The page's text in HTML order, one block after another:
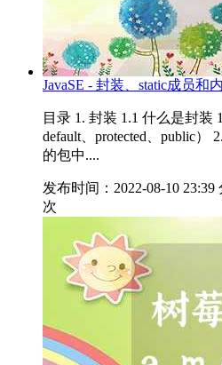
JavaSE - 封装、static成员和
目录 1. 封装 1.1 什么是封装
default、protected、public）
的包中....
发布时间：2022-08-10 23:39
次